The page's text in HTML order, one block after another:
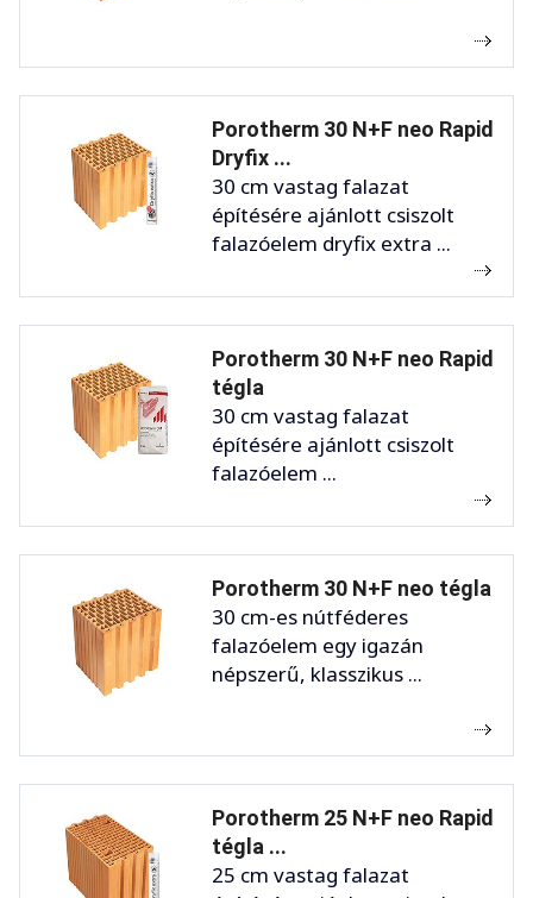
Porotherm 30 N+F neo Rapid
Dryfix ...
30 cm vastag falazat
építésére ajánlott csiszolt
falazóelem dryfix extra ...
Porotherm 30 N+F neo Rapid
tégla
30 cm vastag falazat
építésére ajánlott csiszolt
falazóelem ...
Porotherm 30 N+F neo tégla
30 cm-es nútféderes
falazóelem egy igazán
népszerű, klasszikus ...
Porotherm 25 N+F neo Rapid
tégla ...
25 cm vastag falazat